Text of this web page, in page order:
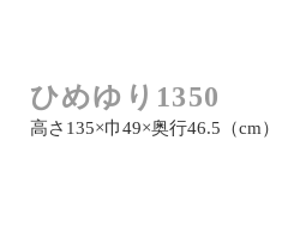
ひめゆり1350
高さ135×巾49×奥行46.5（cm）